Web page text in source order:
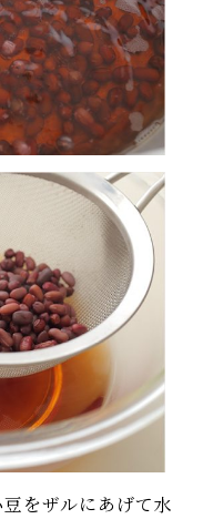
をザルにあげて水